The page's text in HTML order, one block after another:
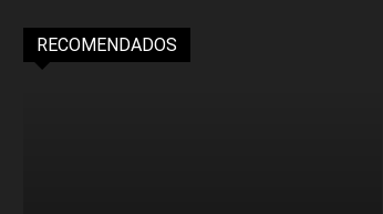
RECOMENDADOS